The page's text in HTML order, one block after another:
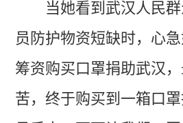
当她看到武汉人民
员防护物资短缺时，心
筹资购买口罩捐助武汉
苦，终于购买到一箱口